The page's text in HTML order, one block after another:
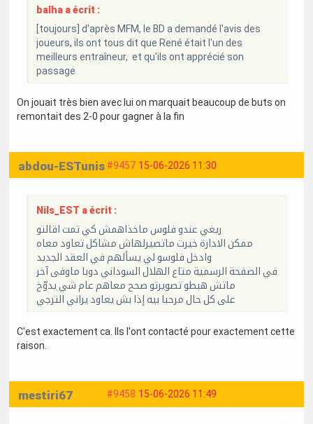
balha a écrit :
[toujours] d'après MFM, le BD a demandé l'avis des
joueurs, ils ont tous dit que René était l'un des
meilleurs entraîneur, et qu'ils ont apprécié son
passage
On jouait très bien avec lui on marquait beaucoup de buts on
remontait des 2-0 pour gagner à la fin
#9457 15-06-2026 11:30
abdou-ESTunis
Nils_EST a écrit :
ريغي عندو فلوس ماخذاهمش كي تمت اقالتو
ممكن الادارة خيرت ماتصيرلهاش مشاكل تعاود معاه
وادخل فلوسو لي يسألهم في العقد الجديد
في الصفحة الرسمية متاع الهلال السوداني دوبا ماوفى آخر
ماتش هبطو تصويرتو صحح معاهم عام شي يدوّخ
على كل حال مرحبا بيه إذا بش يعاود يراني الترجي
C'est exactement ca. Ils l'ont contacté pour exactement cette
raison.
#9458 15-06-2026 11:49
mestiri67